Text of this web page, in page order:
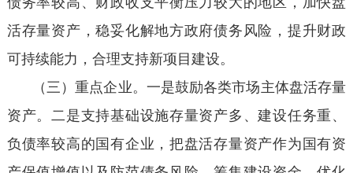
活存量资产，稳妥化解地方政府债务风险，提升财政
可持续能力，合理支持新项目建设。
（三）重点企业。一是鼓励各类市场主体盘活存量
资产。二是支持基础设施存量资产多、建设任务重、
负债率较高的国有企业，把盘活存量资产作为国有资